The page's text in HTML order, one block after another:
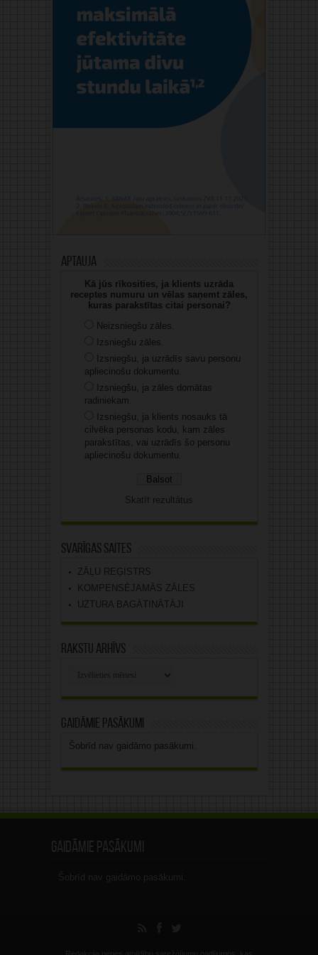
Aptauja
Kā jūs rīkosities, ja klients uzrāda
receptes numuru un vēlas saņemt zāles,
kuras parakstītas citai personai?
Neizsniegšu zāles.
Izsniegšu zāles.
Izsniegšu, ja uzrādīs savu personu
apliecinošu dokumentu.
Izsniegšu, ja zāles domātas
radiniekam.
Izsniegšu, ja klients nosauks tā
cilvēka personas kodu, kam zāles
parakstītas, vai uzrādīs šo personu
apliecinošu dokumentu.
Skatīt rezultātus
Svarīgas saites
ZĀĻU REĢISTRS
KOMPENSĒJAMĀS ZĀLES
UZTURA BAGĀTINĀTĀJI
Rakstu arhīvs
Gaidāmie pasākumi
Šobrīd nav gaidāmo pasākumi.
Gaidāmie pasākumi
Šobrīd nav gaidāmo pasākumi.
Redakcija nenes atbildību sarežģījumu gadījumos, kas